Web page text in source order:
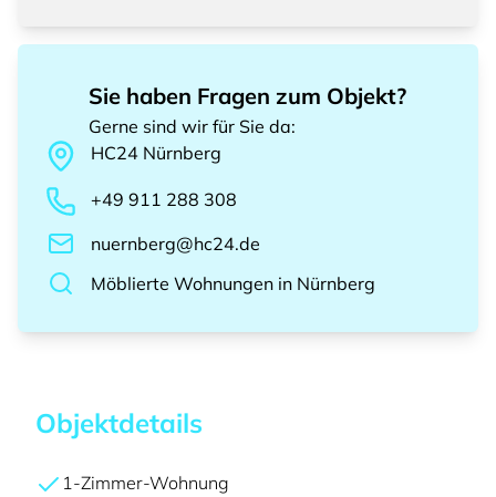
Sie haben Fragen zum Objekt?
Gerne sind wir für Sie da:
HC24 Nürnberg
+49 911 288 308
nuernberg@hc24.de
Möblierte Wohnungen in Nürnberg
Objektdetails
1-Zimmer-Wohnung